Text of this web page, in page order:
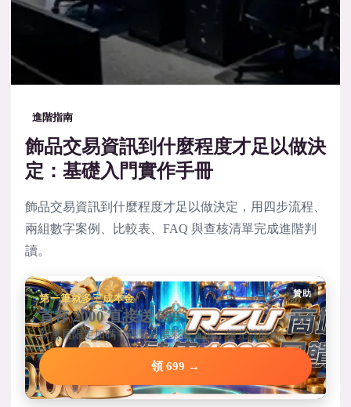
進階指南
飾品交易資訊到什麼程度才足以做決
定：基礎入門實作手冊
飾品交易資訊到什麼程度才足以做決定，用四步流程、
兩組數字案例、比較表、FAQ 與查核清單完成進階判
讀。
贊助
第一筆就多三成本金
首存 2000 直接送 699
新會員限定加碼，碼量只要彩金五倍，領完就能玩。
領 699 →